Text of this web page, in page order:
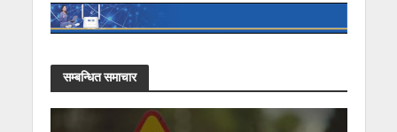
सम्बन्धित समाचार